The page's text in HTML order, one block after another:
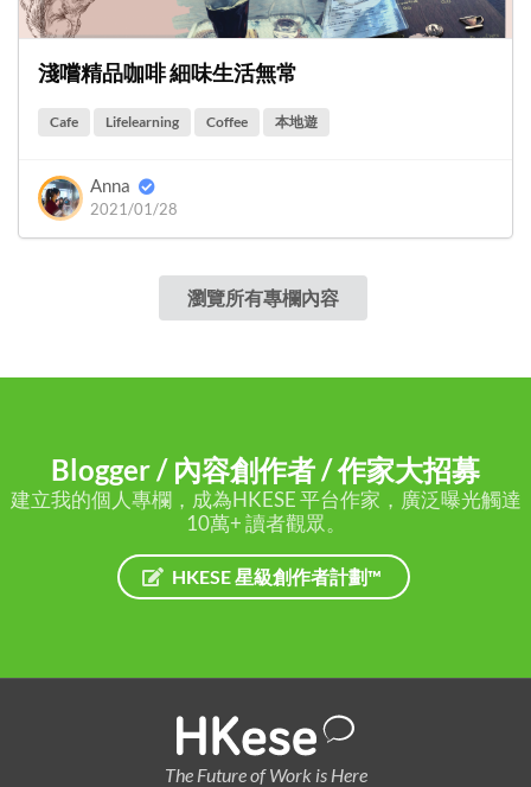
淺嚐精品咖啡 細味生活無常
Cafe Lifelearning Coffee 本地遊
Anna
2021/01/28
瀏覽所有專欄內容
Blogger / 內容創作者 / 作家大招募
建立我的個人專欄，成為HKESE 平台作家，廣泛曝光觸達
10萬+ 讀者觀眾。
HKESE 星級創作者計劃™
The Future of Work is Here